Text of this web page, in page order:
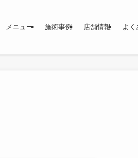
メニュー 施術事例 店舗情報 よく